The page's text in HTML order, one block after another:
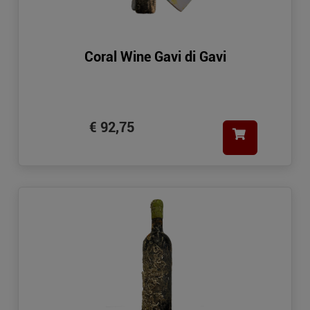
Coral Wine Gavi di Gavi
€ 92,75